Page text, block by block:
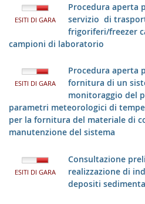
ESITI DI GARA
Procedura aperta
servizio di
frigoriferi/freezer
campioni di laboratorio
ESITI DI GARA
Procedura aperta
fornitura di un
monitoraggio del
parametri meteorologici di
per la fornitura del materiale di
manutenzione del sistema
ESITI DI GARA
Consultazione
realizzazione di
depositi